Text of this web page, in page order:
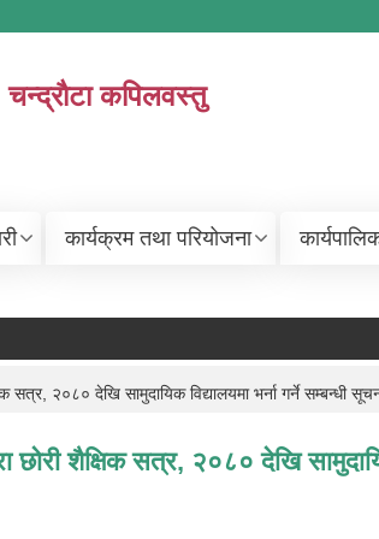
चन्द्राैटा कपिलवस्तु
कार्यक्रम तथा परियोजना
सत्र, २०८० देखि सामुदायिक विद्यालयमा भर्ना गर्ने सम्बन्धी
छोरी शैक्षिक सत्र, २०८० देखि